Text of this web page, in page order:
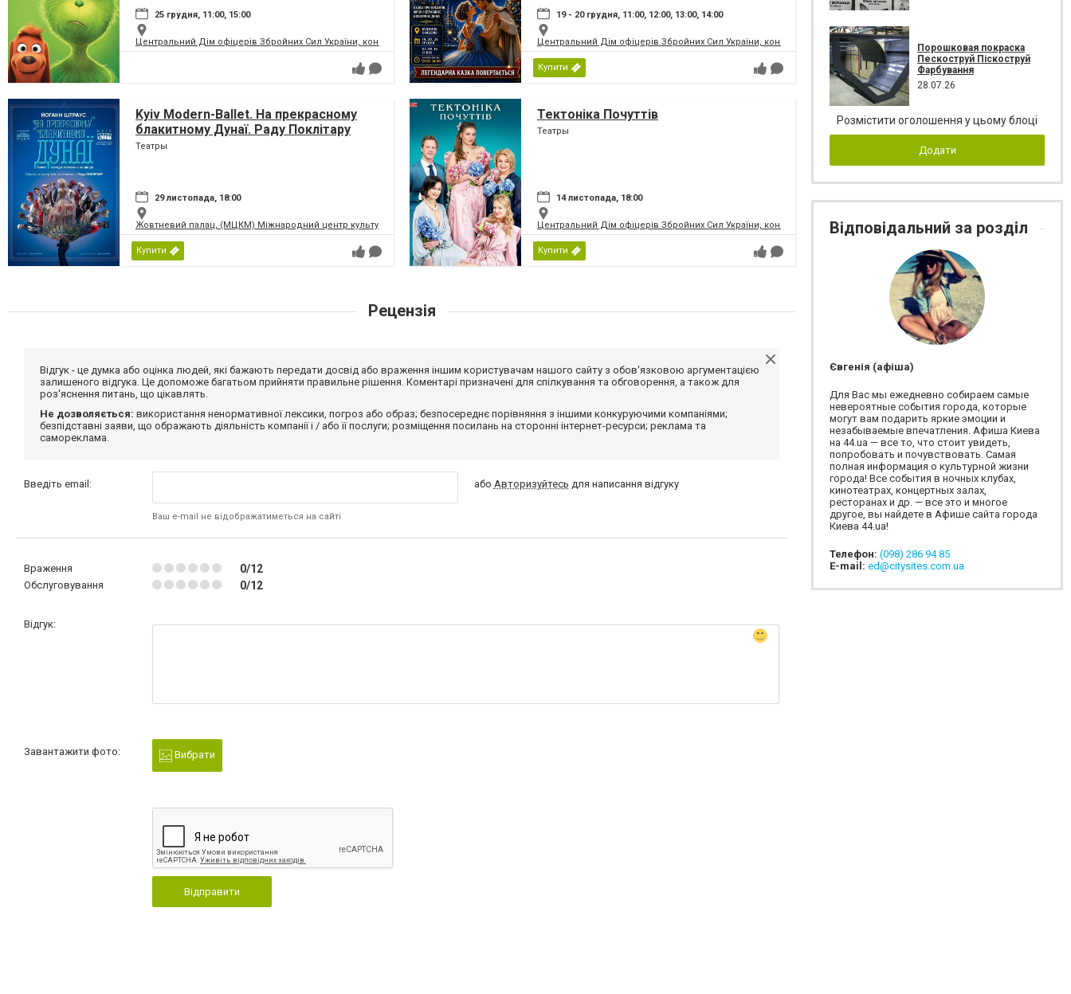
25 грудня, 11:00, 15:00
Центральний Дім офіцерів Збройних Сил України, концертний зал
19 - 20 грудня, 11:00, 12:00, 13:00, 14:00
Центральний Дім офіцерів Збройних Сил України, концертний зал
Купити
Kyiv Modern-Ballet. На прекрасному
блакитному Дунаї. Раду Поклітару
Театры
29 листопада, 18:00
Жовтневий палац, (МЦКМ) Міжнародний центр культури і мистецтв Федерації профспілок України
Купити
Тектоніка Почуттів
Театры
14 листопада, 18:00
Центральний Дім офіцерів Збройних Сил України, концертний зал
Купити
Рецензія
Відгук - це думка або оцінка людей, які бажають передати досвід або враження іншим користувачам нашого сайту з обов'язковою аргументацією
залишеного відгука. Це допоможе багатьом прийняти правильне рішення. Коментарі призначені для спілкування та обговорення, а також для
роз'яснення питань, що цікавлять.
Не дозволяється: використання ненормативної лексики, погроз або образ; безпосереднє порівняння з іншими конкуруючими компаніями;
безпідставні заяви, що ображають діяльність компанії і / або її послуги; розміщення посилань на сторонні інтернет-ресурси; реклама та
самореклама.
Введіть email:
Ваш e-mail не відображатиметься на сайті
або Авторизуйтесь для написання відгуку
Враження 0/12
Обслуговування 0/12
Відгук:
Завантажити фото: Вибрати
Відправити
Порошковая покраска
Пескоструй Піскоструй
Фарбування
28.07.26
Розмістити оголошення у цьому блоці
Додати
Відповідальний за розділ
Євгенія (афіша)
Для Вас мы ежедневно собираем самые
невероятные события города, которые
могут вам подарить яркие эмоции и
незабываемые впечатления. Афиша Киева
на 44.ua — все то, что стоит увидеть,
попробовать и почувствовать. Самая
полная информация о культурной жизни
города! Все события в ночных клубах,
кинотеатрах, концертных залах,
ресторанах и др. — все это и многое
другое, вы найдете в Афише сайта города
Киева 44.ua!
Телефон: (098) 286 94 85
E-mail: ed@citysites.com.ua